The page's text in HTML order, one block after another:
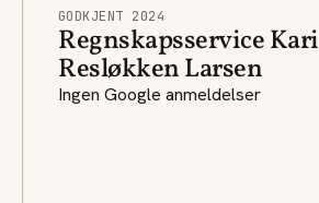
GODKJENT 2024
Regnskapsservice Kari
Resløkken Larsen
Ingen Google anmeldelser